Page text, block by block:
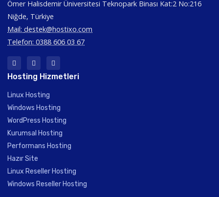
Ömer Halisdemir Üniversitesi Teknopark Binası Kat:2 No:216
Niğde, Türkiye
Mail: destek@hostixo.com
Telefon: 0388 606 03 67
Hosting Hizmetleri
Linux Hosting
Windows Hosting
WordPress Hosting
Kurumsal Hosting
Performans Hosting
Hazır Site
Linux Reseller Hosting
Windows Reseller Hosting